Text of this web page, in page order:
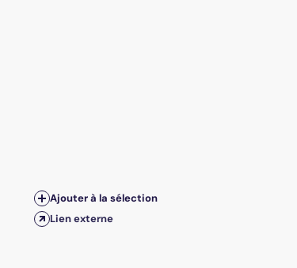
Ajouter à la sélection
Lien externe